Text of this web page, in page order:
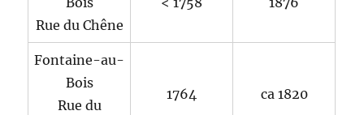
Rue du Chêne
Fontaine-au-
Bois
Rue du
1764 ca 1820